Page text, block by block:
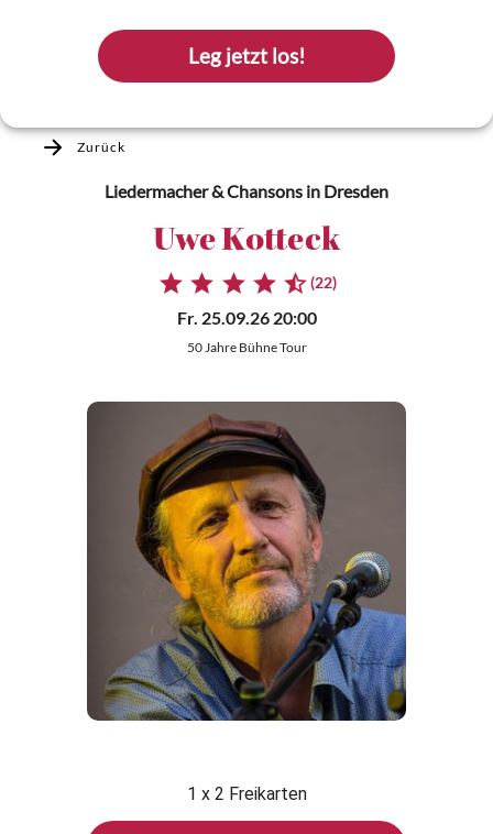
Leg jetzt los!
Zurück
Liedermacher & Chansons in Dresden
Uwe Kotteck
(22)
Fr. 25.09.26 20:00
50 Jahre Bühne Tour
1 x 2 Freikarten